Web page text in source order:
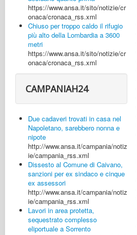
https://www.ansa.it/sito/notizie/cr
onaca/cronaca_rss.xml
Chiuso per troppo caldo il rifugio
più alto della Lombardia a 3600
metri
https://www.ansa.it/sito/notizie/cr
onaca/cronaca_rss.xml
CAMPANIAH24
Due cadaveri trovati in casa nel
Napoletano, sarebbero nonna e
nipote
http://www.ansa.it/campania/notiz
ie/campania_rss.xml
Dissesto al Comune di Caivano,
sanzioni per ex sindaco e cinque
ex assessori
http://www.ansa.it/campania/notiz
ie/campania_rss.xml
Lavori in area protetta,
sequestrato complesso
eliportuale a Sorrento